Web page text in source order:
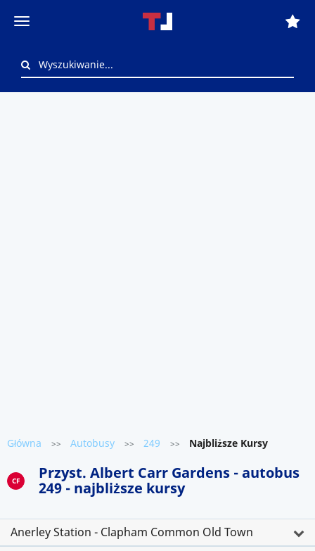
Główna >> Autobusy >> 249 >> Najbliższe Kursy
CF
Przyst. Albert Carr Gardens - autobus
249 - najbliższe kursy
Anerley Station - Clapham Common Old Town